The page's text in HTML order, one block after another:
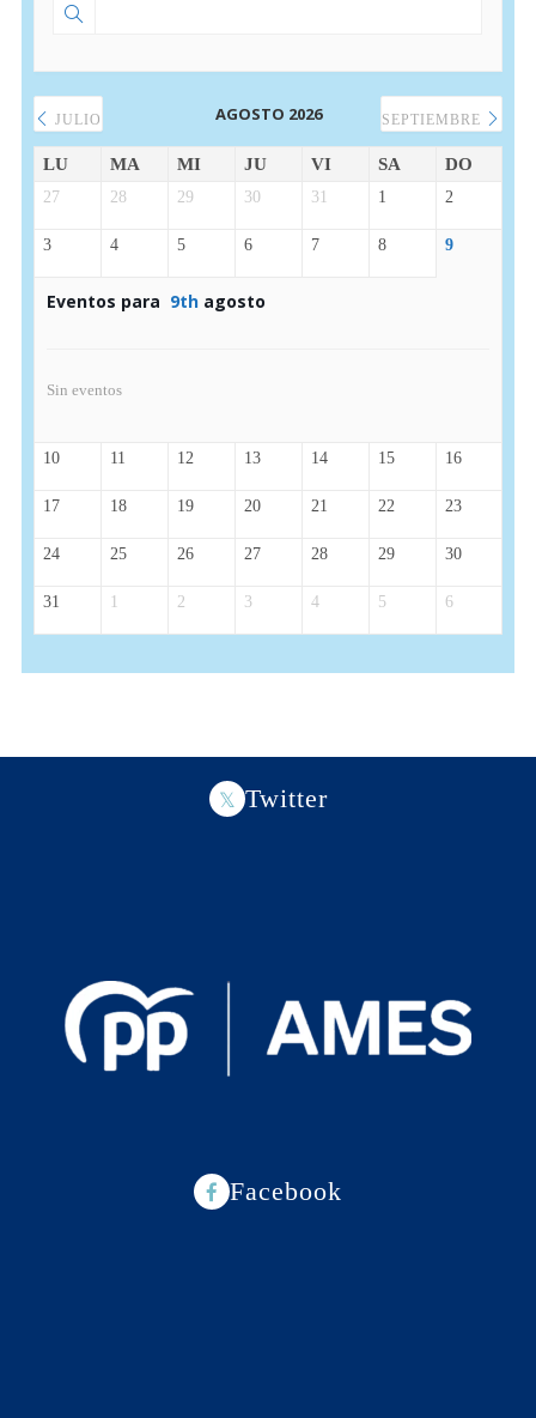
JULIO AGOSTO 2026 SEPTIEMBRE
LU MA MI JU VI SA DO
27 28 29 30 31 1 2
3 4 5 6 7 8 9
Eventos para 9thagosto
Sin eventos
10 11 12 13 14 15 16
17 18 19 20 21 22 23
24 25 26 27 28 29 30
31 1 2 3 4 5 6
Twitter
Facebook